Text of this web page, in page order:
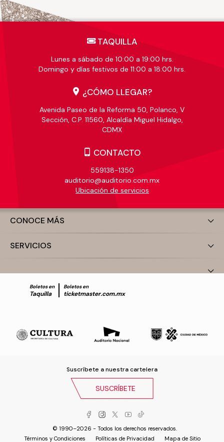
TAQUILLA
Lunes a sábado de 10:00 a 19:00 hrs.
Domingo y días festivos de 11:00 a 18:00 hrs.
¿CÓMO LLEGAR?
Avenida Paseo de la Reforma 50, Polanco, V
Sección, C.P. 11560, Alcaldía Miguel Hidalgo,
CDMX
CONTACTO
559138-1350
auditorio@auditorio.com.mx
Ubicación de servicios
CONOCE MÁS
SERVICIOS
Boletos en
Taquilla
Boletos en
ticketmaster.com.mx
Suscríbete a nuestra cartelera
SUSCRÍBETE
© 1990–2026 - Todos los derechos reservados.
Términos y Condiciones
Políticas de Privacidad Mapa de Sitio